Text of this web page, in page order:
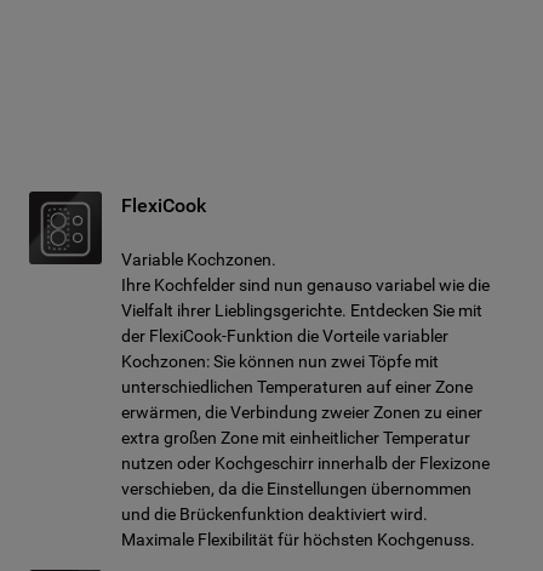
FlexiCook
Variable Kochzonen.
Ihre Kochfelder sind nun genauso variabel wie die
Vielfalt ihrer Lieblingsgerichte. Entdecken Sie mit
der FlexiCook-Funktion die Vorteile variabler
Kochzonen: Sie können nun zwei Töpfe mit
unterschiedlichen Temperaturen auf einer Zone
erwärmen, die Verbindung zweier Zonen zu einer
extra großen Zone mit einheitlicher Temperatur
nutzen oder Kochgeschirr innerhalb der Flexizone
verschieben, da die Einstellungen übernommen
und die Brückenfunktion deaktiviert wird.
Maximale Flexibilität für höchsten Kochgenuss.